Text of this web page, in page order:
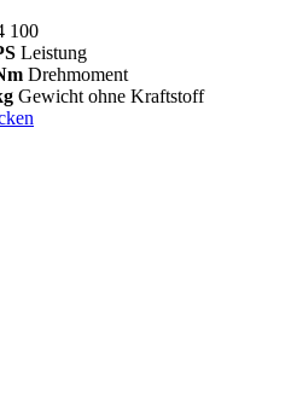
100
Leistung
Drehmoment
Gewicht ohne Kraftstoff